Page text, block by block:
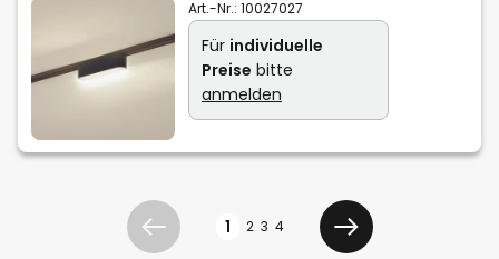
Art.-Nr.: 10027027
Für individuelle
Preise bitte
anmelden
Zurück 1 2 3 4
Weiter